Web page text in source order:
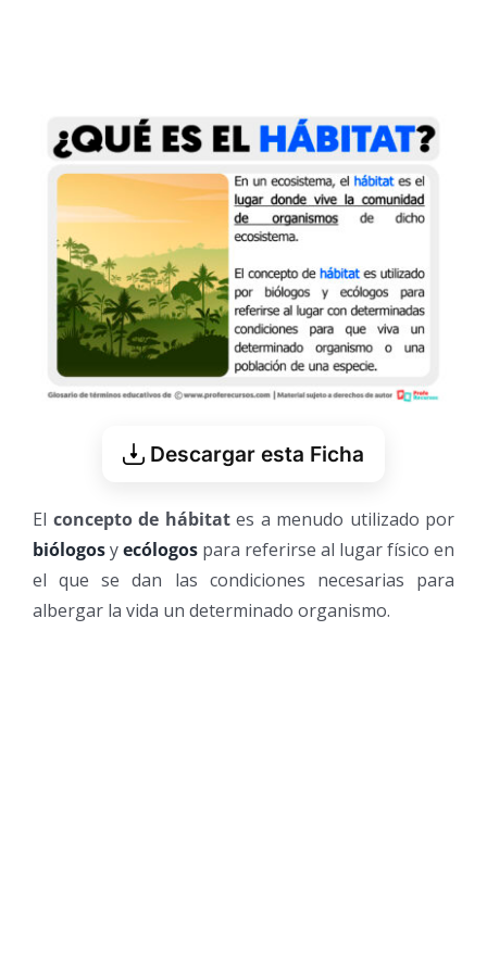
Descargar esta Ficha
El concepto de hábitates a menudo utilizado por
biólogosyecólogos para referirse al lugar físico en
el que se dan las condiciones necesarias para
albergar la vida un determinado organismo.